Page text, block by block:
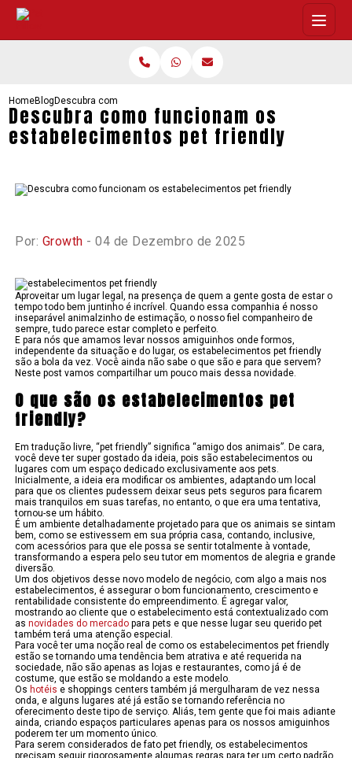
HomeBlog Descubra como funcionam os estabelecimentos pet friendly
Descubra como funcionam os
estabelecimentos pet friendly
Por: Growth - 04 de Dezembro de 2025
Aproveitar um lugar legal, na presença de quem a gente gosta de estar o
tempo todo bem juntinho é incrível. Quando essa companhia é nosso
inseparável animalzinho de estimação, o nosso fiel companheiro de
sempre, tudo parece estar completo e perfeito.
E para nós que amamos levar nossos amiguinhos onde formos,
independente da situação e do lugar, os estabelecimentos pet friendly
são a bola da vez. Você ainda não sabe o que são e para que servem?
Neste post vamos compartilhar um pouco mais dessa novidade.
O que são os estabelecimentos pet
friendly?
Em tradução livre, “pet friendly” significa “amigo dos animais”. De cara,
você deve ter super gostado da ideia, pois são estabelecimentos ou
lugares com um espaço dedicado exclusivamente aos pets.
Inicialmente, a ideia era modificar os ambientes, adaptando um local
para que os clientes pudessem deixar seus pets seguros para ficarem
mais tranquilos em suas tarefas, no entanto, o que era uma tentativa,
tornou-se um hábito.
É um ambiente detalhadamente projetado para que os animais se sintam
bem, como se estivessem em sua própria casa, contando, inclusive,
com acessórios para que ele possa se sentir totalmente à vontade,
transformando a espera pelo seu tutor em momentos de alegria e grande
diversão.
Um dos objetivos desse novo modelo de negócio, com algo a mais nos
estabelecimentos, é assegurar o bom funcionamento, crescimento e
rentabilidade consistente do empreendimento. É agregar valor,
mostrando ao cliente que o estabelecimento está contextualizado com
asnovidades do mercado para pets e que nesse lugar seu querido pet
também terá uma atenção especial.
Para você ter uma noção real de como os estabelecimentos pet friendly
estão se tornando uma tendência bem atrativa e até requerida na
sociedade, não são apenas as lojas e restaurantes, como já é de
costume, que estão se moldando a este modelo.
Os hotéis e shoppings centers também já mergulharam de vez nessa
onda, e alguns lugares até já estão se tornando referência no
oferecimento deste tipo de serviço. Aliás, tem gente que foi mais adiante
ainda, criando espaços particulares apenas para os nossos amiguinhos
poderem ter um momento único.
Para serem considerados de fato pet friendly, os estabelecimentos
precisam seguir rigorosamente algumas regras para ter um certo padrão